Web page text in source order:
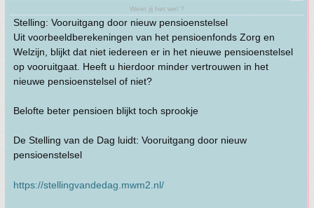
Weet jij het wel ?
Stelling: Vooruitgang door nieuw pensioenstelsel
Uit voorbeeldberekeningen van het pensioenfonds Zorg en
Welzijn, blijkt dat niet iedereen er in het nieuwe pensioenstelsel
op vooruitgaat. Heeft u hierdoor minder vertrouwen in het
nieuwe pensioenstelsel of niet?
Belofte beter pensioen blijkt toch sprookje
De Stelling van de Dag luidt: Vooruitgang door nieuw
pensioenstelsel
https://stellingvandedag.mwm2.nl/